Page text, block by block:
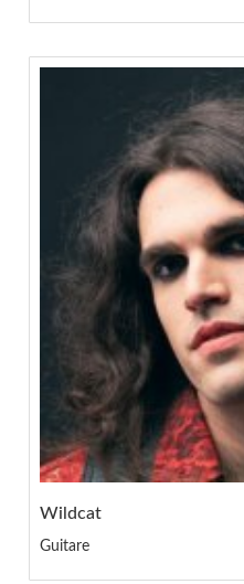
Wildcat
Guitare